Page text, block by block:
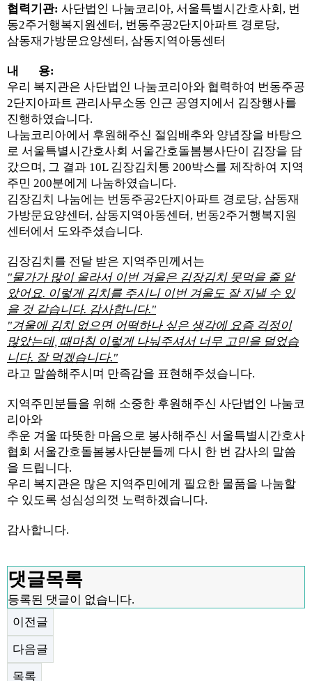
협력기관: 사단법인 나눔코리아, 서울특별시간호사회, 번
동2주거행복지원센터, 번동주공2단지아파트 경로당,
삼동재가방문요양센터, 삼동지역아동센터
내 용:
우리 복지관은 사단법인 나눔코리아와 협력하여 번동주공
2단지아파트 관리사무소동 인근 공영지에서 김장행사를
진행하였습니다.
나눔코리아에서 후원해주신 절임배추와 양념장을 바탕으
로 서울특별시간호사회 서울간호돌봄봉사단이 김장을 담
갔으며, 그 결과 10L 김장김치통 200박스를 제작하여 지역
주민 200분에게 나눔하였습니다.
김장김치 나눔에는 번동주공2단지아파트 경로당, 삼동재
가방문요양센터, 삼동지역아동센터, 번동2주거행복지원
센터에서 도와주셨습니다.
김장김치를 전달 받은 지역주민께서는
"물가가 많이 올라서 이번 겨울은 김장김치 못먹을 줄 알
았어요. 이렇게 김치를 주시니 이번 겨울도 잘 지낼 수 있
을 것 같습니다. 감사합니다."
"겨울에 김치 없으면 어떡하나 싶은 생각에 요즘 걱정이
많았는데, 때마침 이렇게 나눠주셔서 너무 고민을 덜었습
니다. 잘 먹겠습니다."
라고 말씀해주시며 만족감을 표현해주셨습니다.
지역주민분들을 위해 소중한 후원해주신 사단법인 나눔코
리아와
추운 겨울 따뜻한 마음으로 봉사해주신 서울특별시간호사
협회 서울간호돌봄봉사단분들께 다시 한 번 감사의 말씀
을 드립니다.
우리 복지관은 많은 지역주민에게 필요한 물품을 나눔할
수 있도록 성심성의껏 노력하겠습니다.
감사합니다.
댓글목록
등록된 댓글이 없습니다.
이전글
다음글
목록